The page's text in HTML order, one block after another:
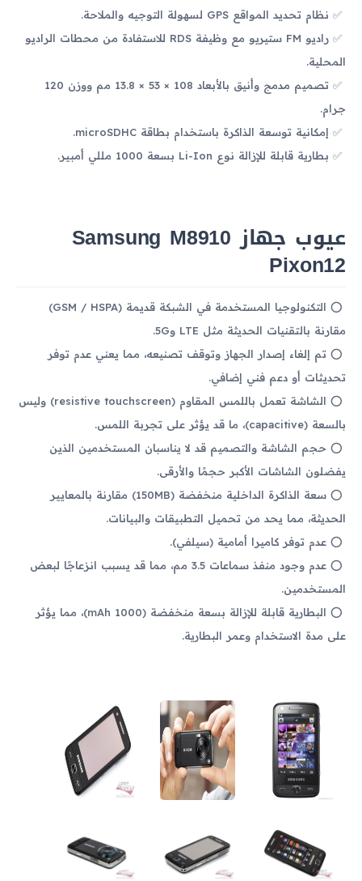
نظام تحديد المواقع GPS لسهولة التوجيه والملاحة.
راديو FM ستيريو مع وظيفة RDS للاستفادة من محطات الراديو
المحلية.
تصميم مدمج وأنيق بالأبعاد 108 × 53 × 13.8 مم ووزن 120
جرام.
إمكانية توسعة الذاكرة باستخدام بطاقة microSDHC.
بطارية قابلة للإزالة نوع Li-Ion بسعة 1000 مللي أمبير.
عيوب جهاز Samsung M8910
Pixon12
التكنولوجيا المستخدمة في الشبكة قديمة (GSM / HSPA)
مقارنة بالتقنيات الحديثة مثل LTE و5G.
تم إلغاء إصدار الجهاز وتوقف تصنيعه، مما يعني عدم توفر
تحديثات أو دعم فني إضافي.
الشاشة تعمل باللمس المقاوم (resistive touchscreen) وليس
بالسعة (capacitive)، ما قد يؤثر على تجربة اللمس.
حجم الشاشة والتصميم قد لا يناسبان المستخدمين الذين
يفضلون الشاشات الأكبر حجمًا والأرقى.
سعة الذاكرة الداخلية منخفضة (150MB) مقارنة بالمعايير
الحديثة، مما يحد من تحميل التطبيقات والبيانات.
عدم توفر كاميرا أمامية (سيلفي).
عدم وجود منفذ سماعات 3.5 مم، مما قد يسبب انزعاجًا لبعض
المستخدمين.
البطارية قابلة للإزالة بسعة منخفضة (1000 mAh)، مما يؤثر
على مدة الاستخدام وعمر البطارية.